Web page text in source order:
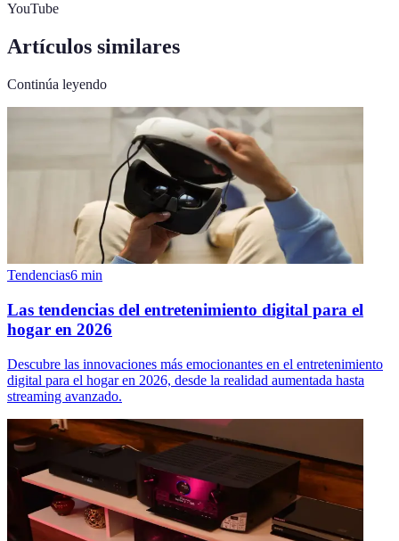
YouTube
Artículos similares
Continúa leyendo
Tendencias6 min
Las tendencias del entretenimiento digital para el
hogar en 2026
Descubre las innovaciones más emocionantes en el entretenimiento
digital para el hogar en 2026, desde la realidad aumentada hasta
streaming avanzado.